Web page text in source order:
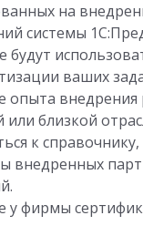
на
системы
будут
ваших
опыта
или близкой
к
внедренных
у фирмы